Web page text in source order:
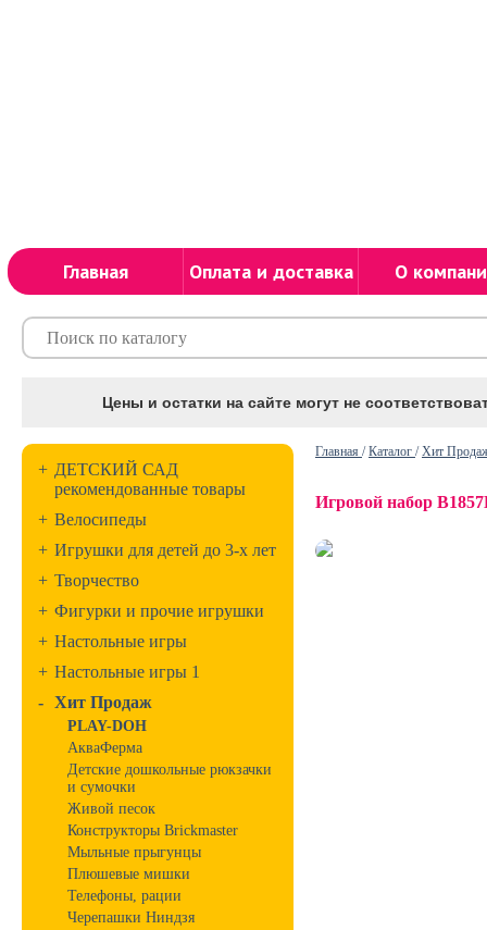
Главная Оплата и доставка О
Цены и остатки на сайте могут не
+ ДЕТСКИЙ САД
рекомендованные товары
+ Велосипеды
+ Игрушки для детей до 3-х лет
+ Творчество
+ Фигурки и прочие игрушки
+ Настольные игры
+ Настольные игры 1
- Хит Продаж
PLAY-DOH
АкваФерма
Детские дошкольные рюкзачки
и сумочки
Живой песок
Конструкторы Brickmaster
Мыльные прыгунцы
Плюшевые мишки
Телефоны, рации
Черепашки Ниндзя
Главная /Каталог /Хит
Игровой набор